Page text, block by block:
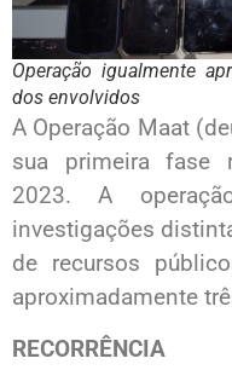
Operação igualmente
dos envolvidos
A Operação Maat
sua primeira fase
2023. A
investigações
de recursos
aproximadamente
RECORRÊNCIA